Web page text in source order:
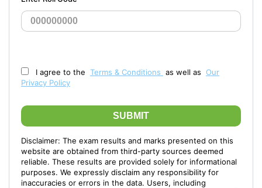
I agree to the Terms & Conditions as well as Our
Privacy Policy
SUBMIT
Disclaimer: The exam results and marks presented on this
website are obtained from third-party sources deemed
reliable. These results are provided solely for informational
purposes. We expressly disclaim any responsibility for
inaccuracies or errors in the data. Users, including